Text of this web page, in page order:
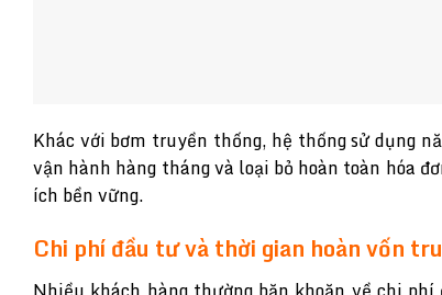
Khác với bơm truyền thống, hệ thống sử dụng
vận hành hàng tháng và loại bỏ hoàn toàn hóa
ích bền vững.
Chi phí đầu tư và thời gian hoàn vốn